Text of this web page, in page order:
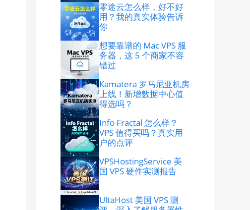
零途云怎么样，好不好
用？我的真实体验告诉
你
想要靠谱的 Mac VPS 服
务器，这 5 个商家不容
错过
Kamatera 罗马尼亚机房
上线！新增数据中心值
得选吗？
Info Fractal 怎么样？
VPS 值得买吗？真实用
户的点评
VPSHostingService 美
国 VPS 硬件实测报告
UltaHost 美国 VPS 测